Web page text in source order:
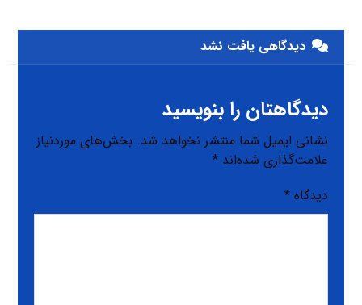
دیدگاهی یافت نشد
دیدگاهتان را بنویسید
نشانی ایمیل شما منتشر نخواهد شد. بخش‌های موردنیاز
علامت‌گذاری شده‌اند*
دیدگاه*